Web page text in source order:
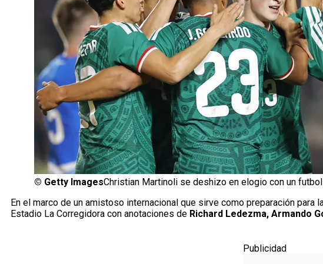
© Getty ImagesChristian Martinoli se deshizo en elogio con un
En el marco de un amistoso internacional que sirve como preparación para
Estadio La Corregidora con anotaciones de Richard Ledezma, Armando
Publicidad